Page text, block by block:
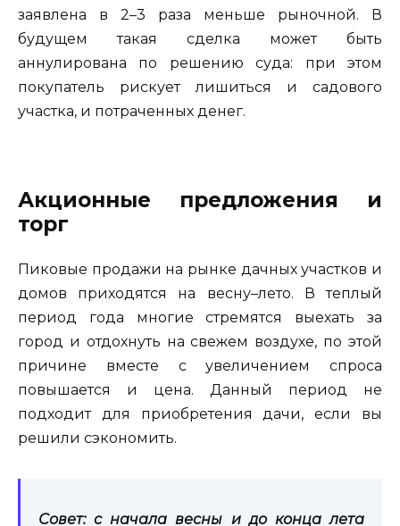
заявлена в 2–3 раза меньше рыночной. В
будущем такая сделка может быть
аннулирована по решению суда: при этом
покупатель рискует лишиться и садового
участка, и потраченных денег.
Акционные предложения и
торг
Пиковые продажи на рынке дачных участков и
домов приходятся на весну–лето. В теплый
период года многие стремятся выехать за
город и отдохнуть на свежем воздухе, по этой
причине вместе с увеличением спроса
повышается и цена. Данный период не
подходит для приобретения дачи, если вы
решили сэкономить.
Совет: с начала весны и до конца лета